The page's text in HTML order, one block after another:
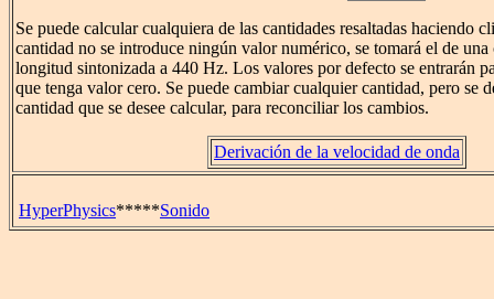
Se puede calcular cualquiera de las cantidades resaltadas haciendo
cantidad no se introduce ningún valor numérico, se tomará el de una
longitud sintonizada a 440 Hz. Los valores por defecto se entrarán
que tenga valor cero. Se puede cambiar cualquier cantidad, pero se
cantidad que se desee calcular, para reconciliar los cambios.
Derivación de la velocidad de onda
HyperPhysics*****Sonido